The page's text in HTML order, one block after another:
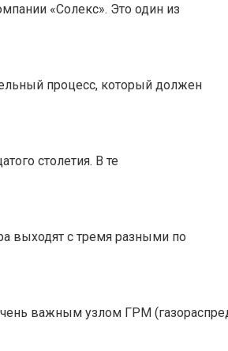
«Солекс». Это один из
процесс, который должен
столетия. В те
выходят с тремя разными по
важным узлом ГРМ